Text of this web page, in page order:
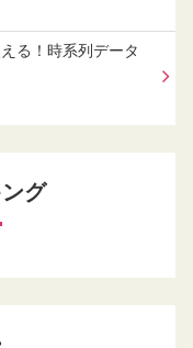
る！時系列データ
グ